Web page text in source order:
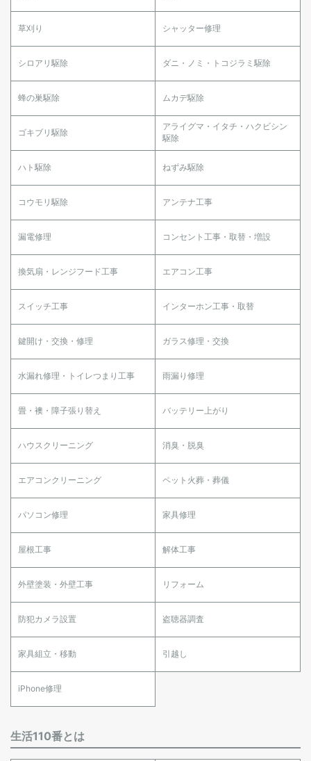
草刈り シャッター修理
シロアリ駆除 ダニ・ノミ・トコジラミ駆除
蜂の巣駆除 ムカデ駆除
ゴキブリ駆除
アライグマ・イタチ・ハクビシン
駆除
ハト駆除 ねずみ駆除
コウモリ駆除 アンテナ工事
漏電修理 コンセント工事・取替・増設
換気扇・レンジフード工事 エアコン工事
スイッチ工事 インターホン工事・取替
鍵開け・交換・修理 ガラス修理・交換
水漏れ修理・トイレつまり工事 雨漏り修理
畳・襖・障子張り替え バッテリー上がり
ハウスクリーニング 消臭・脱臭
エアコンクリーニング ペット火葬・葬儀
パソコン修理 家具修理
屋根工事 解体工事
外壁塗装・外壁工事 リフォーム
防犯カメラ設置 盗聴器調査
家具組立・移動 引越し
iPhone修理
生活110番とは